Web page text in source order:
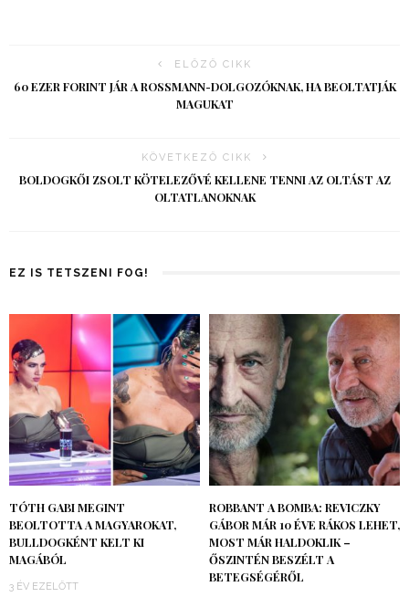
ELŐZŐ CIKK
60 EZER FORINT JÁR A ROSSMANN-DOLGOZÓKNAK, HA BEOLTATJÁK
MAGUKAT
KÖVETKEZŐ CIKK
BOLDOGKŐI ZSOLT KÖTELEZŐVÉ KELLENE TENNI AZ OLTÁST AZ
OLTATLANOKNAK
EZ IS TETSZENI FOG!
TÓTH GABI MEGINT
BEOLTOTTA A MAGYAROKAT,
BULLDOGKÉNT KELT KI
MAGÁBÓL
3 ÉV EZELŐTT
ROBBANT A BOMBA: REVICZKY
GÁBOR MÁR 10 ÉVE RÁKOS LEHET,
MOST MÁR HALDOKLIK –
ŐSZINTÉN BESZÉLT A
BETEGSÉGÉRŐL